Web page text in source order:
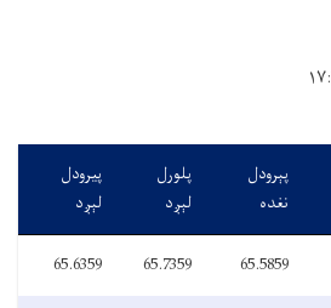
پېرودل
نغده
پلورل
لېږد
پیرودل
لېږد
65.5859
65.7359
65.6359